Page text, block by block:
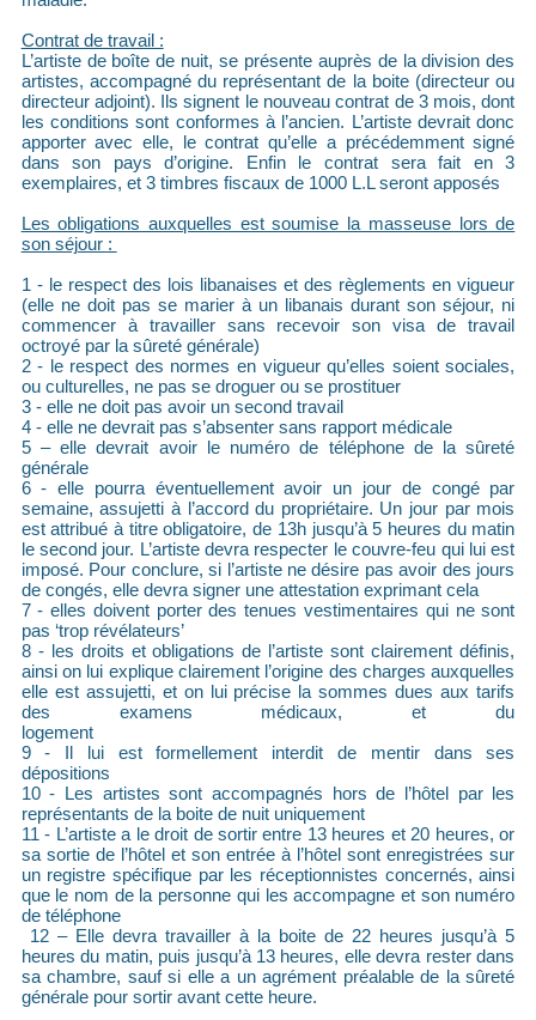
Contrat de travail :
L’artiste de boîte de nuit, se présente auprès de la division des
artistes, accompagné du représentant de la boite (directeur ou
directeur adjoint). Ils signent le nouveau contrat de 3 mois, dont
les conditions sont conformes à l’ancien. L’artiste devrait donc
apporter avec elle, le contrat qu’elle a précédemment signé
dans son pays d’origine. Enfin le contrat sera fait en 3
exemplaires, et 3 timbres fiscaux de 1000 L.L seront apposés
Les obligations auxquelles est soumise la masseuse lors de
son séjour :
1 - le respect des lois libanaises et des règlements en vigueur
(elle ne doit pas se marier à un libanais durant son séjour, ni
commencer à travailler sans recevoir son visa de travail
octroyé par la sûreté générale)
2 - le respect des normes en vigueur qu’elles soient sociales,
ou culturelles, ne pas se droguer ou se prostituer
3 - elle ne doit pas avoir un second travail
4 - elle ne devrait pas s’absenter sans rapport médicale
5 – elle devrait avoir le numéro de téléphone de la sûreté
générale
6 - elle pourra éventuellement avoir un jour de congé par
semaine, assujetti à l’accord du propriétaire. Un jour par mois
est attribué à titre obligatoire, de 13h jusqu’à 5 heures du matin
le second jour. L’artiste devra respecter le couvre-feu qui lui est
imposé. Pour conclure, si l’artiste ne désire pas avoir des jours
de congés, elle devra signer une attestation exprimant cela
7 - elles doivent porter des tenues vestimentaires qui ne sont
pas ‘trop révélateurs’
8 - les droits et obligations de l’artiste sont clairement définis,
ainsi on lui explique clairement l’origine des charges auxquelles
elle est assujetti, et on lui précise la sommes dues aux tarifs
des examens médicaux, et du
9 - Il lui est formellement interdit de mentir dans ses
dépositions
10 - Les artistes sont accompagnés hors de l’hôtel par les
représentants de la boite de nuit uniquement
11 - L’artiste a le droit de sortir entre 13 heures et 20 heures, or
sa sortie de l’hôtel et son entrée à l’hôtel sont enregistrées sur
un registre spécifique par les réceptionnistes concernés, ainsi
que le nom de la personne qui les accompagne et son numéro
de téléphone
12 – Elle devra travailler à la boite de 22 heures jusqu’à 5
heures du matin, puis jusqu’à 13 heures, elle devra rester dans
sa chambre, sauf si elle a un agrément préalable de la sûreté
générale pour sortir avant cette heure.